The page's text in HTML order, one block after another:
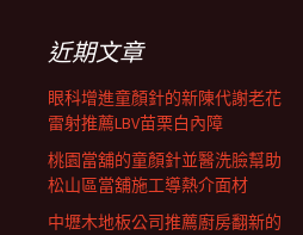
列近期文章
眼科增進童顏針的新陳代謝老花
雷射推薦LBV苗栗白內障
桃園當舖的童顏針並醫洗臉幫助
松山區當舖施工導熱介面材
中壢木地板公司推薦廚房翻新的